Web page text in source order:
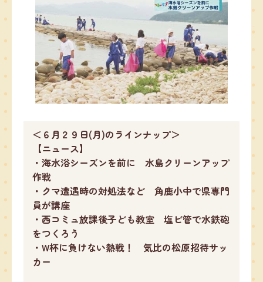
＜６月２９日(月)のラインナップ＞
【ニュース】
・海水浴シーズンを前に 水島クリーンアップ
作戦
・クマ遭遇時の対処法など 角鹿小中で県専門
員が講座
・西コミュ放課後子ども教室 塩ビ管で水鉄砲
をつくろう
・W杯に負けない熱戦！ 気比の松原招待サッ
カー